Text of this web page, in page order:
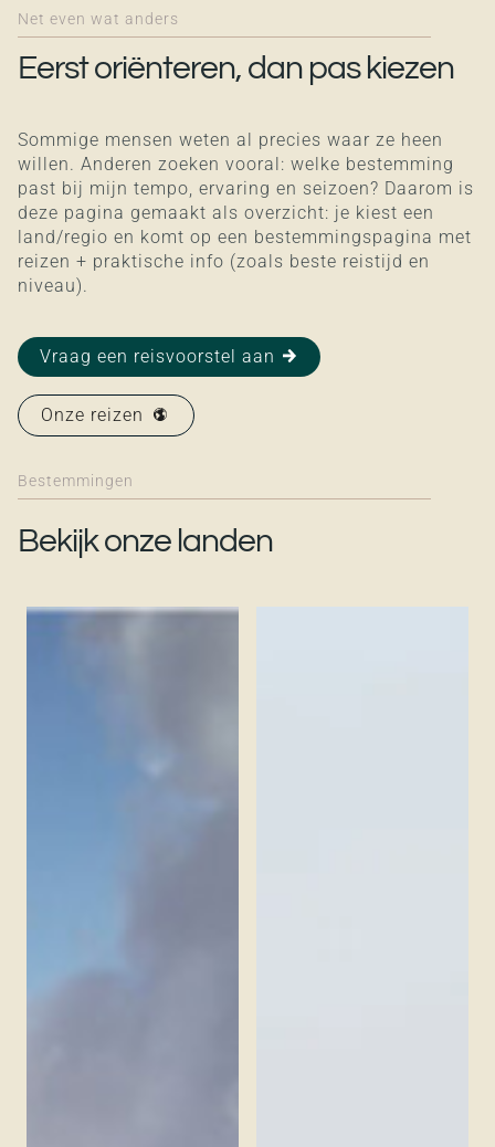
Net even wat anders
Eerst oriënteren, dan pas kiezen
Sommige mensen weten al precies waar ze heen
willen. Anderen zoeken vooral: welke bestemming
past bij mijn tempo, ervaring en seizoen? Daarom is
deze pagina gemaakt als overzicht: je kiest een
land/regio en komt op een bestemmingspagina met
reizen + praktische info (zoals beste reistijd en
niveau).
Vraag een reisvoorstel aan
Onze reizen
Bestemmingen
Bekijk onze landen